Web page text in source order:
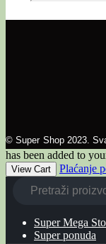
© Super Shop 2023.
has been added to
View Cart Plaćanje
Super Mega
Super ponuda